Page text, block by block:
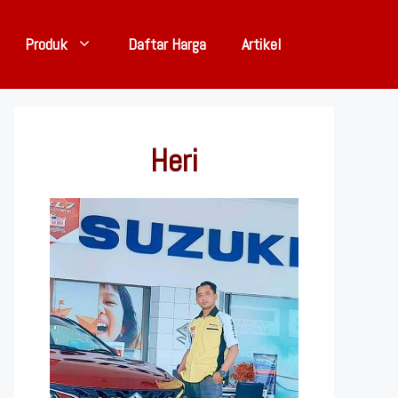
Produk Daftar Harga Artikel
Heri